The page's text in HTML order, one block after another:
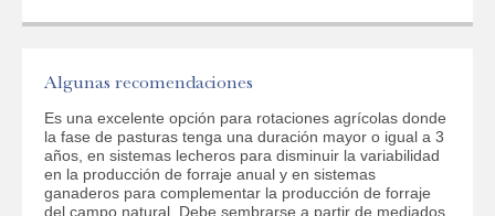
Algunas recomendaciones
Es una excelente opción para rotaciones agrícolas donde
la fase de pasturas tenga una duración mayor o igual a 3
años, en sistemas lecheros para disminuir la variabilidad
en la producción de forraje anual y en sistemas
ganaderos para complementar la producción de forraje
del campo natural. Debe sembrarse a partir de mediados